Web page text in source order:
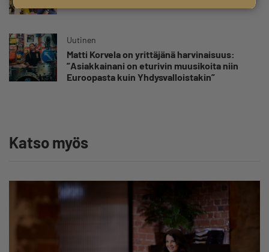
Uutinen
Matti Korvela on yrittäjänä harvinaisuus:
”Asiakkainani on eturivin muusikoita niin
Euroopasta kuin Yhdysvalloistakin”
Katso myös